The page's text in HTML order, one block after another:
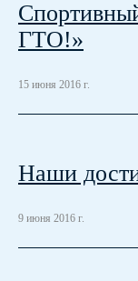
ГТО!»
15 июня 2016 г.
Наши
9 июня 2016 г.